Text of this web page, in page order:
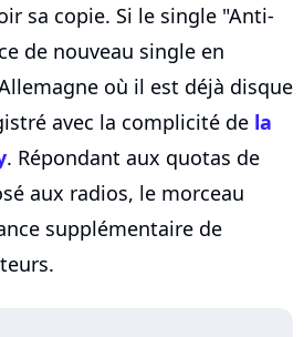
sa copie. Si le single "Anti-
de nouveau single en
où il est déjà disque
avec la complicité de la
. Répondant aux quotas de
aux radios, le morceau
supplémentaire de